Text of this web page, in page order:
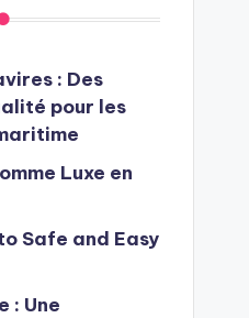
: Des
pour les
Luxe en
Safe and Easy
: Une